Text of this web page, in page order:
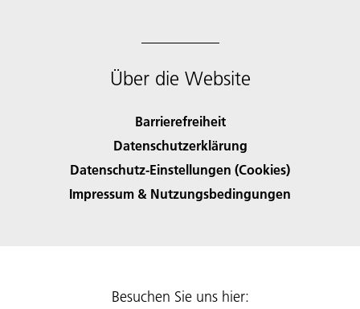
Über die Website
Barrierefreiheit
Datenschutzerklärung
Datenschutz-Einstellungen (Cookies)
Impressum & Nutzungsbedingungen
Besuchen Sie uns hier: